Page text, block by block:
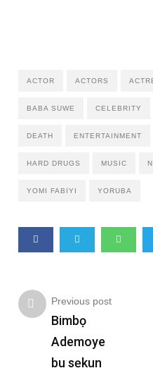
ACTOR ACTORS
BABA SUWE CELEBRITY
DEATH ENTERTAINMENT
HARD DRUGS MUSIC
YOMI FABIYI YORUBA
Previous post
Bimbọ
Ademoye
bu sẹkun